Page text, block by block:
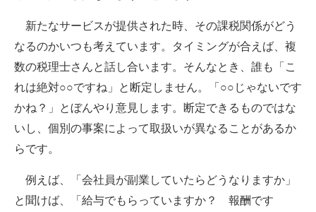
新たなサービスが提供された時、その課税関係がどう
なるのかいつも考えています。タイミングが合えば、複
数の税理士さんと話し合います。そんなとき、誰も「こ
れは絶対○○ですね」と断定しません。「○○じゃないです
かね？」とぼんやり意見します。断定できるものではな
いし、個別の事案によって取扱いが異なることがあるか
らです。
例えば、「会社員が副業していたらどうなりますか」
と聞けば、「給与でもらっていますか？ 報酬です